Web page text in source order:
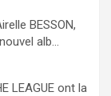
BESSON,
alb...
LEAGUE ont la